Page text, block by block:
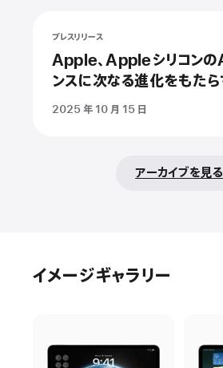
プレスリリース
Apple、Appleシリコンの
ンスに次なる進化をもた
2025 年 10 月 15 日
アーカイブを見る
イメージギャラリー